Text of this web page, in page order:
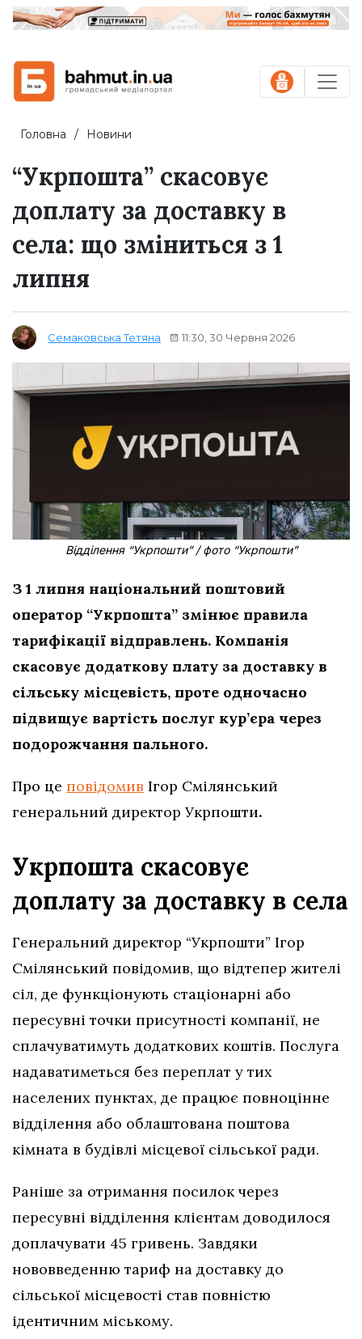
Головна Новини
“Укрпошта” скасовує
доплату за доставку в
села: що зміниться з 1
липня
Семаковська Тетяна 11:30, 30 Червня 2026
Відділення “Укрпошти” / фото “Укрпошти”
З 1 липня національний поштовий
оператор “Укрпошта” змінює правила
тарифікації відправлень. Компанія
скасовує додаткову плату за доставку в
сільську місцевість, проте одночасно
підвищує вартість послуг кур’єра через
подорожчання пального.
Про це повідомив Ігор Смілянський
генеральний директор Укрпошти.
Укрпошта скасовує
доплату за доставку в села
Генеральний директор “Укрпошти” Ігор
Смілянський повідомив, що відтепер жителі
сіл, де функціонують стаціонарні або
пересувні точки присутності компанії, не
сплачуватимуть додаткових коштів. Послуга
надаватиметься без переплат у тих
населених пунктах, де працює повноцінне
відділення або облаштована поштова
кімната в будівлі місцевої сільської ради.
Раніше за отримання посилок через
пересувні відділення клієнтам доводилося
доплачувати 45 гривень. Завдяки
нововведенню тариф на доставку до
сільської місцевості став повністю
ідентичним міському.